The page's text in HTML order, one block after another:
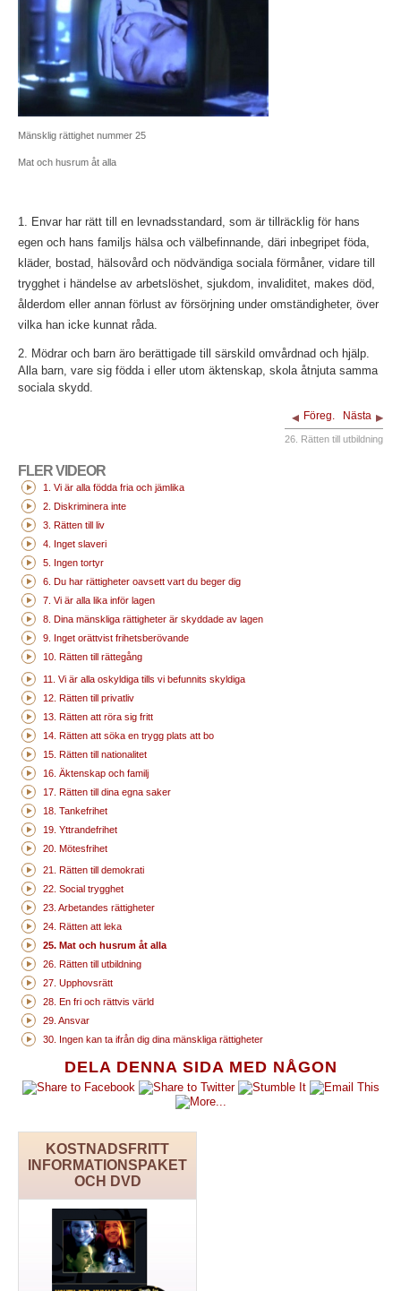
DELA DENNA SIDA MED NÅGON
KOSTNADSFRITT
INFORMATIONSPAKET
OCH DVD
Mänsklig rättighet nummer 25
Mat och husrum åt alla
1. Envar har rätt till en levnadsstandard, som är tillräcklig för hans
egen och hans familjs hälsa och välbefinnande, däri inbegripet föda,
kläder, bostad, hälsovård och nödvändiga sociala förmåner, vidare till
trygghet i händelse av arbetslöshet, sjukdom, invaliditet, makes död,
ålderdom eller annan förlust av försörjning under omständigheter, över
vilka han icke kunnat råda.
2. Mödrar och barn äro berättigade till särskild omvårdnad och hjälp.
Alla barn, vare sig födda i eller utom äktenskap, skola åtnjuta samma
sociala skydd.
Föreg. Nästa
26. Rätten till utbildning
FLER VIDEOR
1. Vi är alla födda fria och jämlika
2. Diskriminera inte
3. Rätten till liv
4. Inget slaveri
5. Ingen tortyr
6. Du har rättigheter oavsett vart du beger dig
7. Vi är alla lika inför lagen
8. Dina mänskliga rättigheter är skyddade av lagen
9. Inget orättvist frihetsberövande
10. Rätten till rättegång
11. Vi är alla oskyldiga tills vi befunnits skyldiga
12. Rätten till privatliv
13. Rätten att röra sig fritt
14. Rätten att söka en trygg plats att bo
15. Rätten till nationalitet
16. Äktenskap och familj
17. Rätten till dina egna saker
18. Tankefrihet
19. Yttrandefrihet
20. Mötesfrihet
21. Rätten till demokrati
22. Social trygghet
23. Arbetandes rättigheter
24. Rätten att leka
25. Mat och husrum åt alla
26. Rätten till utbildning
27. Upphovsrätt
28. En fri och rättvis värld
29. Ansvar
30. Ingen kan ta ifrån dig dina mänskliga rättigheter